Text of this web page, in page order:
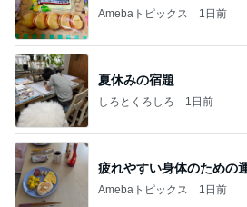
Amebaトピックス 1日前
夏休みの宿題
しろとくろしろ 1日前
疲れやすい身体のための
Amebaトピックス 1日前